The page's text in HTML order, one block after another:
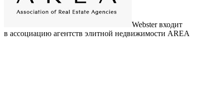
Webster входит
в ассоциацию агентств элитной недвижимости AREA